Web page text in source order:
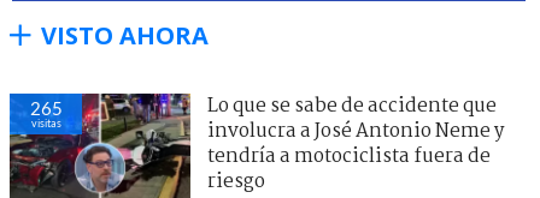
VISTO AHORA
265
visitas
Lo que se sabe de accidente que
involucra a José Antonio Neme y
tendría a motociclista fuera de
riesgo